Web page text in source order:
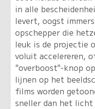
in alle
levert, oogst
opschepper die
leuk is de projectie
voluit accelereren,
"overboost"-knop
lijnen op het
films worden
sneller dan het licht